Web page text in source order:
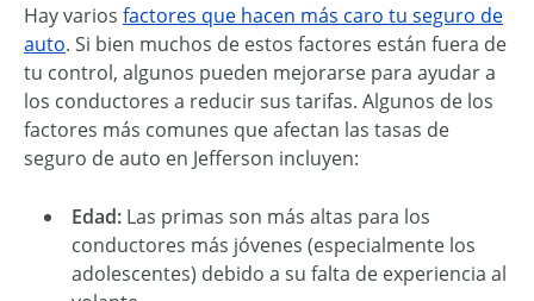
Hay varios factores que hacen más caro tu seguro de
auto. Si bien muchos de estos factores están fuera de
tu control, algunos pueden mejorarse para ayudar a
los conductores a reducir sus tarifas. Algunos de los
factores más comunes que afectan las tasas de
seguro de auto en Jefferson incluyen:
Edad: Las primas son más altas para los
conductores más jóvenes (especialmente los
adolescentes) debido a su falta de experiencia al